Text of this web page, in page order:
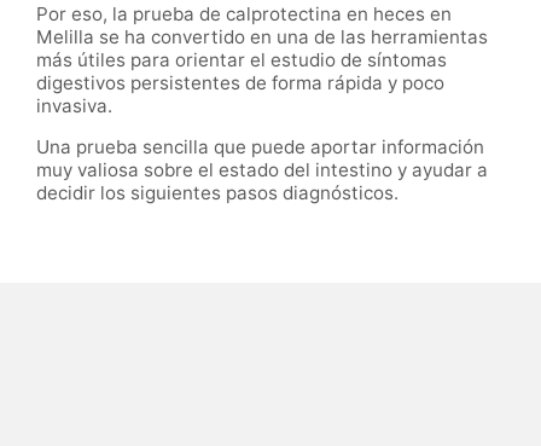
Por eso, la prueba de calprotectina en heces en
Melilla se ha convertido en una de las herramientas
más útiles para orientar el estudio de síntomas
digestivos persistentes de forma rápida y poco
invasiva.
Una prueba sencilla que puede aportar información
muy valiosa sobre el estado del intestino y ayudar a
decidir los siguientes pasos diagnósticos.